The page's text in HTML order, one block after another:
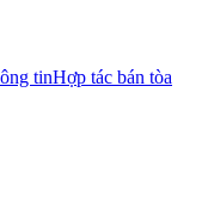
tinHợp tác bán tòa